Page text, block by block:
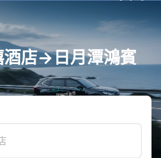
酒店→日月潭鴻賓